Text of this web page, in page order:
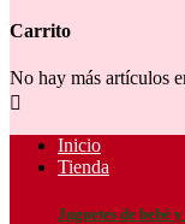
Carrito
No hay más artículos

Inicio
Tienda
Juguetes de bebé